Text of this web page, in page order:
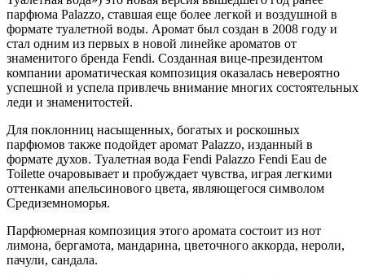
парфюма Palazzo, ставшая еще более легкой и воздушной в
формате туалетной воды. Аромат был создан в 2008 году и
стал одним из первых в новой линейке ароматов от
знаменитого бренда Fendi. Созданная вице-президентом
компании ароматическая композиция оказалась невероятно
успешной и успела привлечь внимание многих состоятельных
леди и знаменитостей.
Для поклонниц насыщенных, богатых и роскошных
парфюмов также подойдет аромат Palazzo, изданный в
формате духов. Туалетная вода Fendi Palazzo Fendi Eau de
Toilette очаровывает и пробуждает чувства, играя легкими
оттенками апельсинового цвета, являющегося символом
Средиземноморья.
Парфюмерная композиция этого аромата состоит из нот
лимона, бергамота, мандарина, цветочного аккорда, нероли,
пачули, сандала.